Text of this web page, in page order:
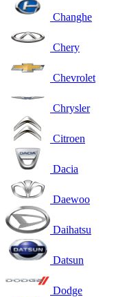
Changhe
Chery
Chevrolet
Chrysler
Citroen
Dacia
Daewoo
Daihatsu
Datsun
Dodge